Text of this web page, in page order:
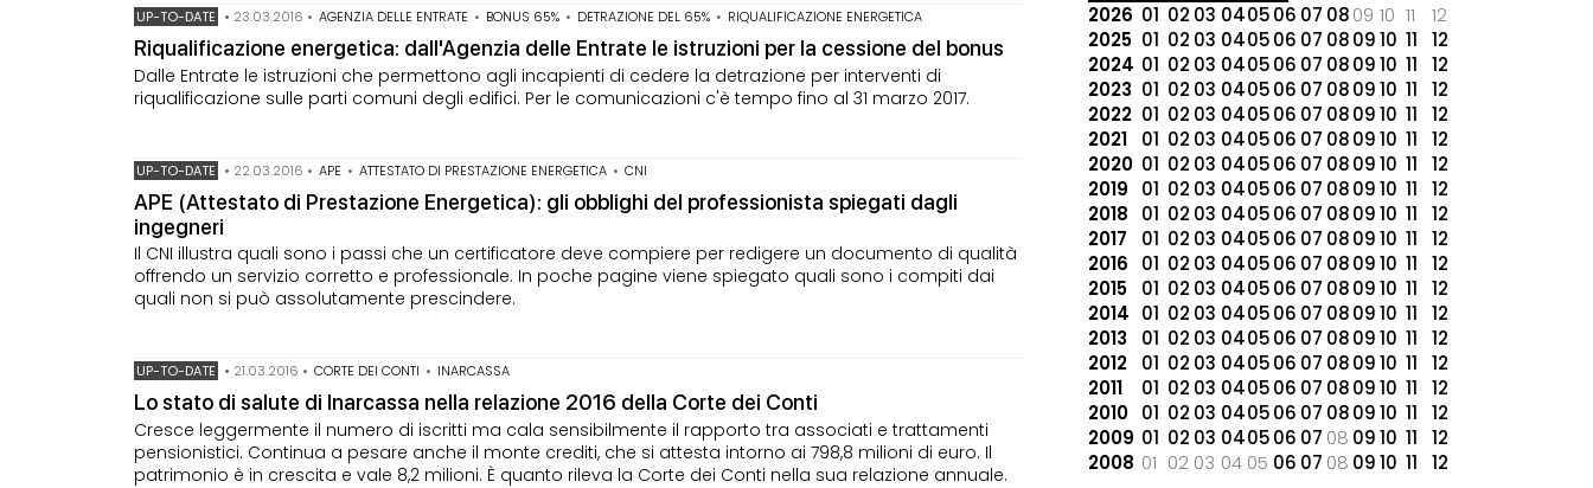
UP-TO-DATE • 23.03.2016 • AGENZIA DELLE ENTRATE • BONUS 65% • DETRAZIONE DEL 65% • RIQUALIFICAZIONE ENERGETICA
Riqualificazione energetica: dall'Agenzia delle Entrate le istruzioni per la cessione del bonus
Dalle Entrate le istruzioni che permettono agli incapienti di cedere la detrazione per interventi di
riqualificazione sulle parti comuni degli edifici. Per le comunicazioni c'è tempo fino al 31 marzo 2017.
UP-TO-DATE • 22.03.2016 • APE • ATTESTATO DI PRESTAZIONE ENERGETICA • CNI
APE (Attestato di Prestazione Energetica): gli obblighi del professionista spiegati dagli
ingegneri
Il CNI illustra quali sono i passi che un certificatore deve compiere per redigere un documento di qualità
offrendo un servizio corretto e professionale. In poche pagine viene spiegato quali sono i compiti dai
quali non si può assolutamente prescindere.
UP-TO-DATE • 21.03.2016 • CORTE DEI CONTI • INARCASSA
Lo stato di salute di Inarcassa nella relazione 2016 della Corte dei Conti
Cresce leggermente il numero di iscritti ma cala sensibilmente il rapporto tra associati e trattamenti
pensionistici. Continua a pesare anche il monte crediti, che si attesta intorno ai 798,8 milioni di euro. Il
patrimonio è in crescita e vale 8,2 milioni. È quanto rileva la Corte dei Conti nella sua relazione annuale.
2026 01 02 03 040506 07 0809 10 11
12
2025 01 02 03 040506 07 080910 11
12
2024 01 02 03 040506 07 080910 11
12
2023 01 02 03 040506 07 080910 11
12
2022 01 02 03 040506 07 080910 11
12
2021
01 02 03 040506 07 080910 11
12
2020 01 02 03 040506 07 080910 11
12
2019
01 02 03 040506 07 080910 11
12
2018
01 02 03 040506 07 080910 11
12
2017
01 02 03 040506 07 080910 11
12
2016
01 02 03 040506 07 080910 11
12
2015
01 02 03 040506 07 080910 11
12
2014 01 02 03 040506 07 080910 11
12
2013
01 02 03 040506 07 080910 11
12
2012
01 02 03 040506 07 080910 11
12
2011
01 02 03 040506 07 080910 11
12
2010 01 02 03 040506 07 080910 11
12
2009 01 02 03 040506 07 08 0910 11
12
2008 01 02 03 04 05 06 07 08 0910 11 12